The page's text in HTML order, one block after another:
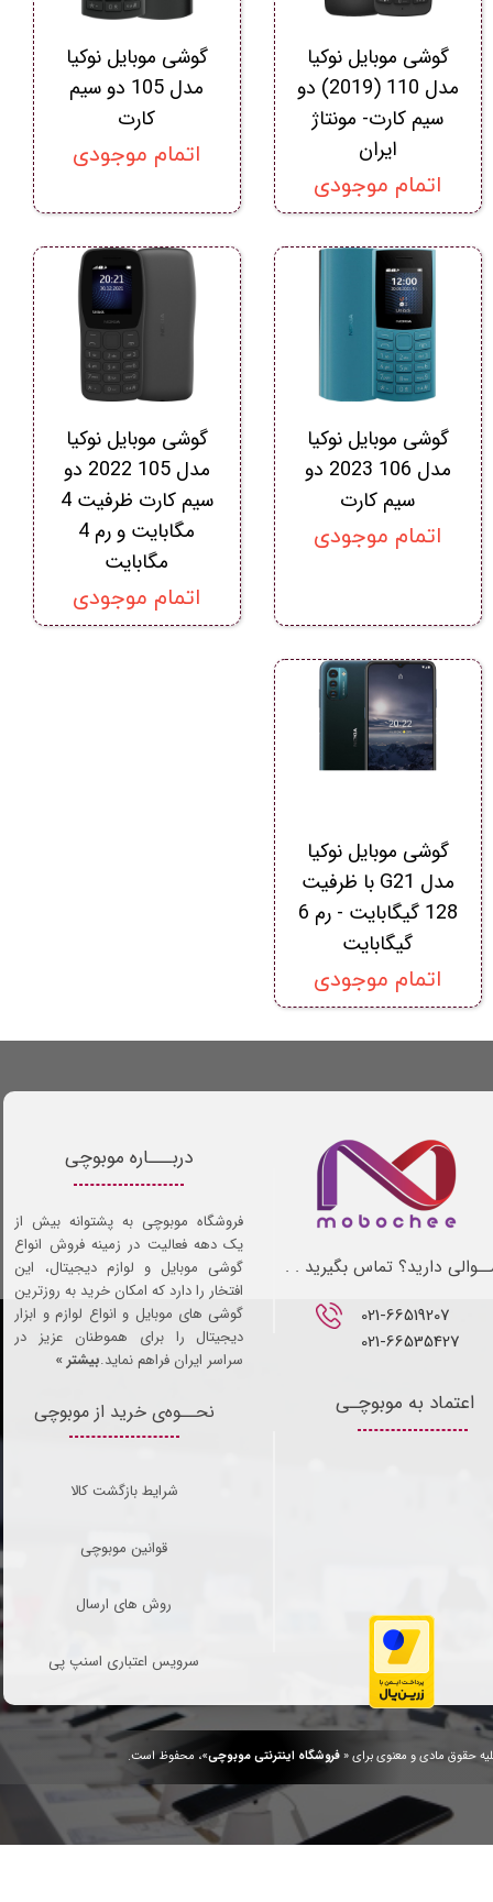
گوشی موبايل نوکيا
مدل 110 (2019) دو
سیم‌ کارت- مونتاژ
ایران
اتمام موجودی
گوشی موبایل نوکیا
مدل 105 دو سیم‌
کارت
اتمام موجودی
گوشی موبایل نوکیا
مدل 106 2023 دو
سیم‌ کارت
اتمام موجودی
گوشی موبایل نوکیا
مدل 105 2022 دو
سیم کارت ظرفیت 4
مگابایت و رم 4
مگابایت
اتمام موجودی
گوشی موبایل نوکیا
مدل G21 با ظرفیت
128 گیگابایت - رم 6
گیگابایت
اتمام موجودی
حقوق مادی و معنوی برای «فروشگاه اینترنتی موبوچی»، محفوظ است.
021-66519207​​​​​​​
021-66535427
دارید؟ تماس بگیرید . .
نحــوه‌ی خرید از موبوچی
شرایط بازگشت کالا
قوانین موبوچی
روش های ارسال
سرویس اعتباری اسنپ پی
اعتماد به موبوچـی
دربـــاره موبوچی
فروشگاه موبوچی به پشتوانه بیش از
یک دهه فعالیت در زمینه فروش انواع
گوشی موبایل و لوازم دیجیتال، این
افتخار را دارد که امکان خرید به روزترین
گوشی های موبایل و انواع لوازم و ابزار
دیجیتال را برای هموطنان عزیز در
سراسر ایران فراهم نماید.بیشتر »